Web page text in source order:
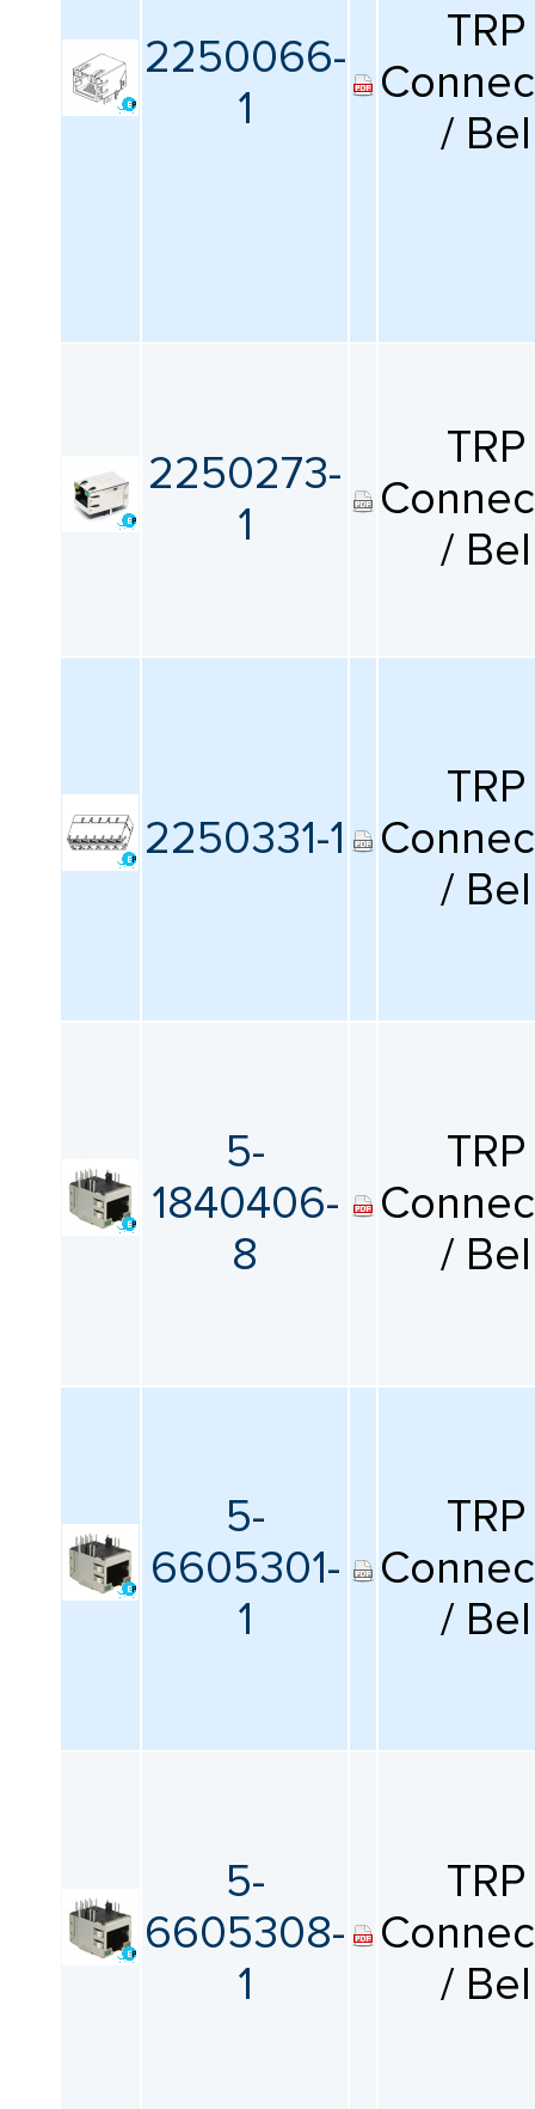
ПРОИЗВОДИТЕЛЕЙ
2250066-
1
TRP
/ Bel
2250273-
1
TRP
/ Bel
2250331-1
TRP
/ Bel
5-
1840406-
8
TRP
/ Bel
5-
6605301-
1
TRP
/ Bel
5-
6605308-
1
TRP
/ Bel